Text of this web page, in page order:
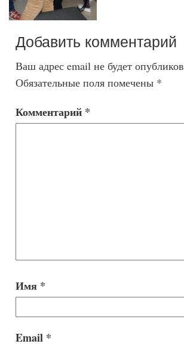
Добавить комментарий
Ваш адрес email не будет
Обязательные поля помечены *
Комментарий *
Имя *
Email *